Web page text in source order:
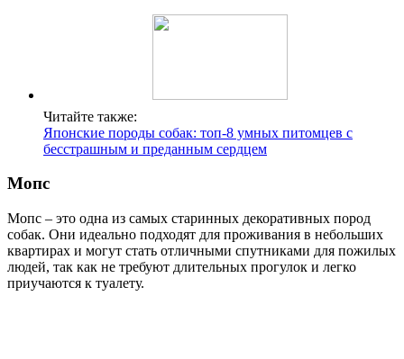
Читайте также:
Японские породы собак: топ-8 умных питомцев с
бесстрашным и преданным сердцем
Мопс
Мопс – это одна из самых старинных декоративных пород
собак. Они идеально подходят для проживания в небольших
квартирах и могут стать отличными спутниками для пожилых
людей, так как не требуют длительных прогулок и легко
приучаются к туалету.